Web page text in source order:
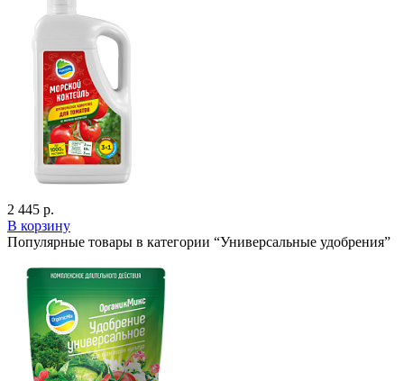
2 445 р.
В корзину
Популярные товары в категории “Универсальные удобрения”